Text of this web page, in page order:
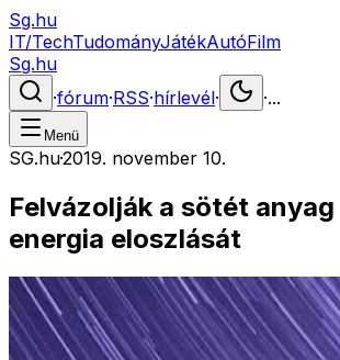
Sg.hu
IT/TechTudományJátékAutóFilm
Sg.hu
·fórum·RSS·hírlevél· ·...
Menü
SG.hu·2019. november 10.
Felvázolják a sötét
energia eloszlását